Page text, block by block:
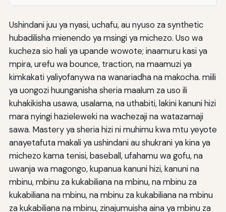
Ushindani juu ya nyasi, uchafu, au nyuso za synthetic
hubadilisha mienendo ya msingi ya michezo. Uso wa
kucheza sio hali ya upande wowote; inaamuru kasi ya
mpira, urefu wa bounce, traction, na maamuzi ya
kimkakati yaliyofanywa na wanariadha na makocha. miili
ya uongozi huunganisha sheria maalum za uso ili
kuhakikisha usawa, usalama, na uthabiti, lakini kanuni hizi
mara nyingi hazieleweki na wachezaji na watazamaji
sawa. Mastery ya sheria hizi ni muhimu kwa mtu yeyote
anayetafuta makali ya ushindani au shukrani ya kina ya
michezo kama tenisi, baseball, ufahamu wa gofu, na
uwanja wa magongo, kupanua kanuni hizi, kanuni na
mbinu, mbinu za kukabiliana na mbinu, na mbinu za
kukabiliana na mbinu, na mbinu za kukabiliana na mbinu
za kukabiliana na mbinu, zinajumuisha aina ya mbinu za